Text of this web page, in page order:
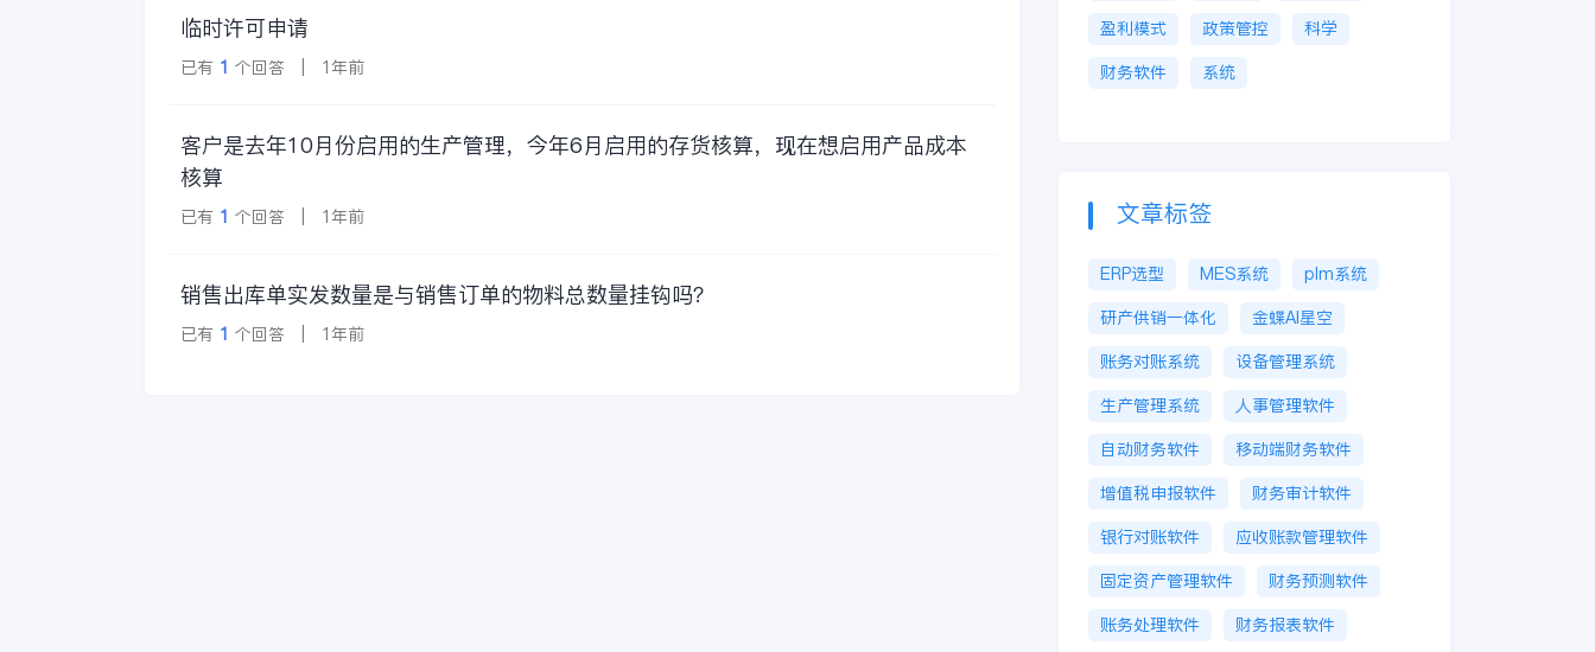
临时许可申请
已有 1 个回答 | 1年前
客户是去年10月份启用的生产管理，今年6月启用的存货核算，现在想启用产品成本
核算
已有 1 个回答 | 1年前
销售出库单实发数量是与销售订单的物料总数量挂钩吗？
已有 1 个回答 | 1年前
盈利模式
政策管控
科学
财务软件
系统
文章标签
ERP选型 MES系统
plm系统
研产供销一体化
金蝶AI星空
账务对账系统
设备管理系统
生产管理系统
人事管理软件
自动财务软件
移动端财务软件
增值税申报软件
财务审计软件
银行对账软件
应收账款管理软件
固定资产管理软件
财务预测软件
账务处理软件
财务报表软件